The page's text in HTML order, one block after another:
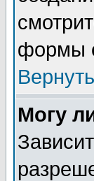
формы
Могу